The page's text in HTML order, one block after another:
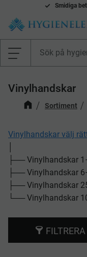
Meny
Smidiga
Vinylhandskar
Sortiment
Vinylhandskar välj
├── Vinylhandskar
├── Vinylhandskar
├── Vinylhandskar
└── Vinylhandskar
FILTRERA